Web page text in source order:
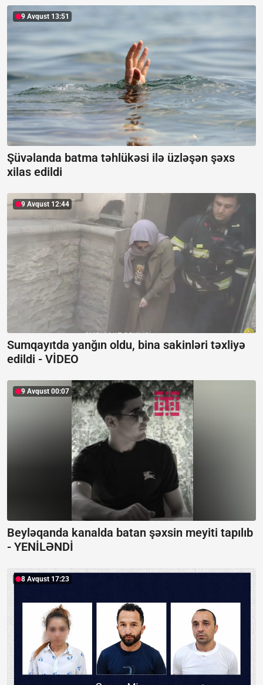
9 Avqust 13:51
Şüvəlanda batma təhlükəsi ilə üzləşən şəxs
xilas edildi
9 Avqust 12:44
Sumqayıtda yanğın oldu, bina sakinləri təxliyə
edildi - VİDEO
9 Avqust 00:07
Beyləqanda kanalda batan şəxsin meyiti tapılıb
- YENİLƏNDİ
8 Avqust 17:23